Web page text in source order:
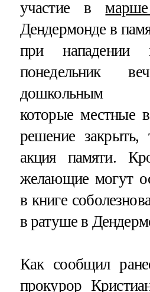
участие в
Дендермонде в
при
понедельник
дошкольным
которые местные
решение закрыть,
акция памяти.
желающие могут
в книге
в ратуше в
Как сообщил
прокурор